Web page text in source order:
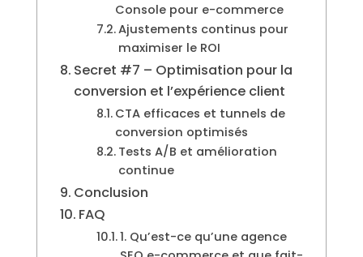
Console pour e-commerce
Ajustements continus pour
maximiser le ROI
Secret #7 – Optimisation pour la
conversion et l’expérience client
CTA efficaces et tunnels de
conversion optimisés
Tests A/B et amélioration
continue
Conclusion
FAQ
1. Qu’est-ce qu’une agence